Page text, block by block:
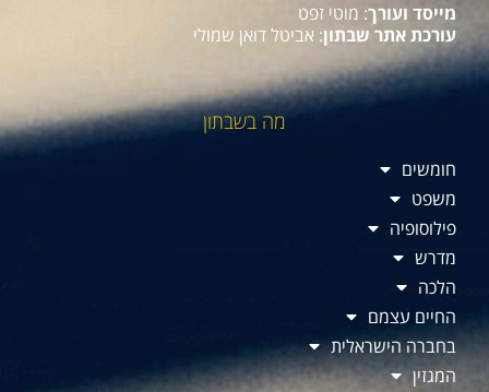
מייסד ועורך: מוטי זפט
עורכת אתר שבתון: אביטל דואן שמולי
מה בשבתון
חומשים
משפט
פילוסופיה
מדרש
הלכה
החיים עצמם
בחברה הישראלית
המגזין